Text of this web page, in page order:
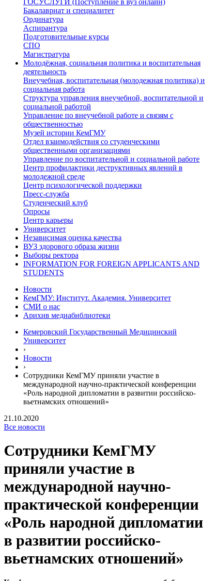
ГОСУСЛУГИ (Поступление в вуз онлайн)
Бакалавриат и специалитет
Ординатура
Аспирантура
Подготовительные курсы
СПО
Магистратура
Молодёжная, социальная политика и воспитательная
деятельность
Внеучебная, воспитательная (молодежная политика) и
социальная работа
Структура управления внеучебной, воспитательной и
социальной работой
Управление по внеучебной работе и связям с
общественностью
Музей истории КемГМУ
Отдел взаимодействия со студенческими
общественными организациями
Управление по воспитательной и социальной работе
Центр профилактики деструктивных явлений в
молодежной среде
Центр психологической поддержки
Пресс-служба
Студенческий клуб
Опросы
Центр карьеры
Университет
Независимая оценка качества
ВУЗ здорового образа жизни
Выборы ректора
INFORMATION FOR FOREIGN APPLICANTS AND
STUDENTS
Новости
КемГМУ: Институт. Академия. Университет
СМИ о нас
Арихив медиабиблиотеки
Кемеровский Государственный Медицинский
Университет
›
Новости
›
Сотрудники КемГМУ приняли участие в
международной научно-практической конференции
«Роль народной дипломатии в развитии российско-
вьетнамских отношений»
21.10.2020
Все новости
Сотрудники КемГМУ
приняли участие в
международной научно-
практической конференции
«Роль народной дипломатии
в развитии российско-
вьетнамских отношений»